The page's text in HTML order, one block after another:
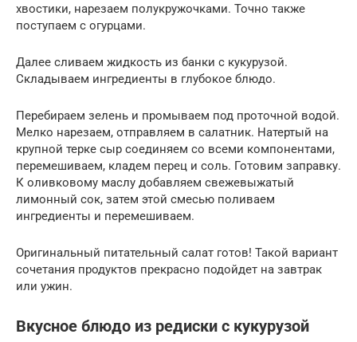
хвостики, нарезаем полукружочками. Точно также
поступаем с огурцами.
Далее сливаем жидкость из банки с кукурузой.
Складываем ингредиенты в глубокое блюдо.
Перебираем зелень и промываем под проточной водой.
Мелко нарезаем, отправляем в салатник. Натертый на
крупной терке сыр соединяем со всеми компонентами,
перемешиваем, кладем перец и соль. Готовим заправку.
К оливковому маслу добавляем свежевыжатый
лимонный сок, затем этой смесью поливаем
ингредиенты и перемешиваем.
Оригинальный питательный салат готов! Такой вариант
сочетания продуктов прекрасно подойдет на завтрак
или ужин.
Вкусное блюдо из редиски с кукурузой